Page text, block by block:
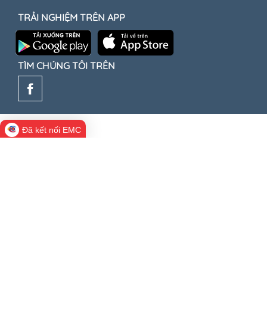
TRẢI NGHIỆM TRÊN APP
TÌM CHÚNG TÔI TRÊN
Đã kết nối EMC